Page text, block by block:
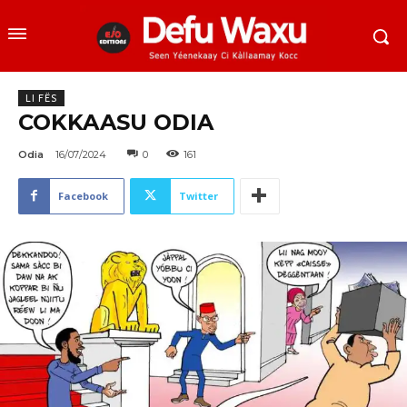
LI FËS
COKKAASU ODIA
Odia 16/07/2024 0 161
Facebook Twitter